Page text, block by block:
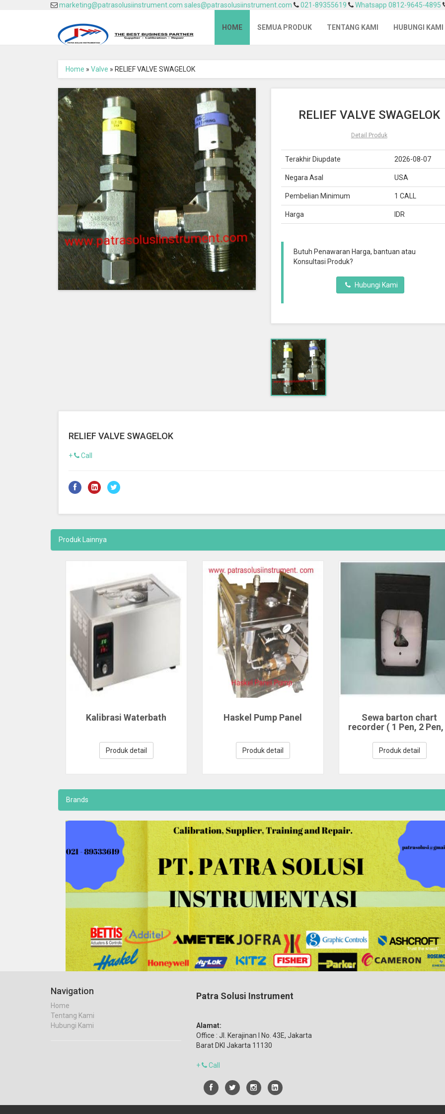
marketing@patrasolusiinstrument.com sales@patrasolusiinstrument.com 021-89355619 Whatsapp 0812-9645-4895
HOME SEMUA PRODUK TENTANG KAMI HUBUNGI KAMI
Home » Valve » RELIEF VALVE SWAGELOK
RELIEF VALVE SWAGELOK
Detail Produk
Terakhir Diupdate 2026-08-07
Negara Asal USA
Pembelian Minimum 1 CALL
Harga IDR
Butuh Penawaran Harga, bantuan atau
Konsultasi Produk?
Hubungi Kami
RELIEF VALVE SWAGELOK
+ Call
Produk Lainnya
Kalibrasi Waterbath
Produk detail
Haskel Pump Panel
Produk detail
Sewa barton chart
recorder ( 1 Pen, 2
Produk detail
Brands
Navigation
Home
Tentang Kami
Hubungi Kami
Patra Solusi Instrument
Alamat:
Office : Jl. Kerajinan I No. 43E, Jakarta
Barat DKI Jakarta 11130
+ Call